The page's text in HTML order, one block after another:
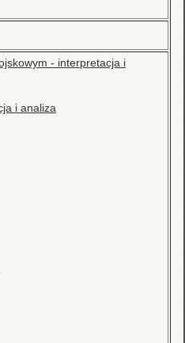
- interpretacja i
i analiza